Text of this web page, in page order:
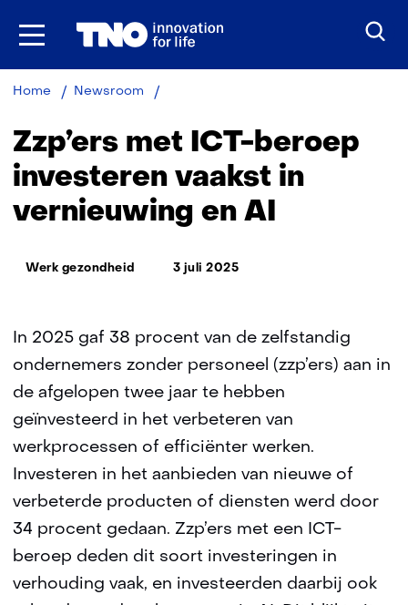
Ga
Home Newsroom
ICT-
beroep
vaakst
in
vernieuwing
Zzp’ers met ICT-beroep
investeren vaakst in
vernieuwing en AI
Thema:
Werk gezondheid 3 juli 2025
In 2025 gaf 38 procent van de zelfstandig
ondernemers zonder personeel (zzp’ers) aan in
de afgelopen twee jaar te hebben
geïnvesteerd in het verbeteren van
werkprocessen of efficiënter werken.
Investeren in het aanbieden van nieuwe of
verbeterde producten of diensten werd door
34 procent gedaan. Zzp’ers met een ICT-
beroep deden dit soort investeringen in
verhouding vaak, en investeerden daarbij ook